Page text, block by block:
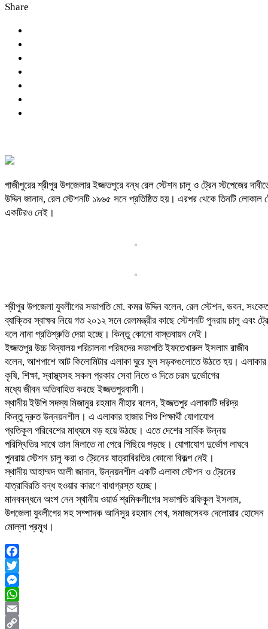
Share
গাজীপুরের শ্রীপুর উপজেলার ইজ্জতপুরে বন্ধ রেল স্টেশন চালু ও ট্রেন স্টপেজের
উদ্দিন জানান, রেল স্টেশনটি ১৯৬৫ সনে প্রতিষ্ঠিত হয়। এরপর থেকে তিনটি লোকাল
একটিরও নেই।
শ্রীপুর উপজেলা যুবলীগের সভাপতি মো. কমর উদ্দিন বলেন, রেল স্টেশন, ভবন,
ব্যাক্তির স্বাক্ষর নিয়ে গত ২০১২ সনে রেলমন্ত্রীর কাছে স্টেশনটি পুনরায় চালু এবং
বলে নানা প্রতিশ্রুতি দেয়া হচ্ছে। কিন্তু কোনো বাস্তবায়ন নেই।
ইজ্জতপুর উচ্চ বিদ্যালয় পরিচালনা পরিষদের সভাপতি ইফতেখারুল ইসলাম রাজীব
বলেন, আশপাশে আট কিলোমিটার এলাকা ঘুরে মূল সড়কগুলোতে উঠতে হয়। এলাকার
কৃষি, শিক্ষা, স্বাস্থ্যসহ সকল প্রকার সেবা নিতে ও দিতে চরম দুর্ভোগের
মধ্যে জীবন অতিবাহিত করছে ইজ্জতপুরবাসী।
স্থানীয় ইউপি সদস্য মিজানুর রহমান নীহার বলেন, ইজ্জতপুর এলাকাটি দরিদ্র
কিন্তু দ্রুত উন্নয়নশীল। এ এলাকার হাজার শিশু শিক্ষার্থী যোগাযোগ
প্রতিকূল পরিবেশের মাধ্যমে বড় হয়ে উঠছে। এতে দেশের সার্বিক উন্নয়
পরিস্থিতির সাথে তাল মিলাতে না পেরে পিছিয়ে পড়ছে। যোগাযোগ দুর্ভোগ লাঘবে
পুনরায় স্টেশন চালু করা ও ট্রেনের যাত্রাবিরতির কোনো বিকল্প নেই।
স্থানীয় আহাম্মদ আলী জানান, উন্নয়নশীল একটি এলাকা স্টেশন ও ট্রেনের
যাত্রাবিরতি বন্ধ হওয়ার কারণে বাধাগ্রস্ত হচ্ছে।
মানববন্ধনে অংশ নেন স্থানীয় ওয়ার্ড শ্রমিকলীগের সভাপতি রফিকুল ইসলাম,
উপজেলা যুবলীগের সহ সম্পাদক আনিসুর রহমান শেখ, সমাজসেবক দেলোয়ার হোসেন
মোল্লা প্রমূখ।
Facebook
Twitter
Messenger
WhatsApp
Email